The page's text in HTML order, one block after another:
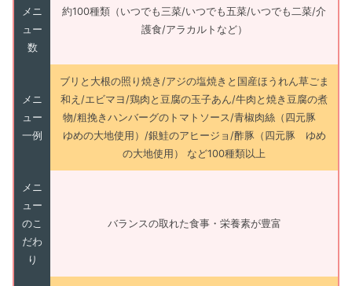
メニ
ュー
数
約100種類（いつでも三菜/いつでも五菜/いつでも二菜/介
護食/アラカルトなど）
メニ
ュー
一例
ブリと大根の照り焼き/アジの塩焼きと国産ほうれん草ごま
和え/エビマヨ/鶏肉と豆腐の玉子あん/牛肉と焼き豆腐の煮
物/粗挽きハンバーグのトマトソース/青椒肉絲（四元豚
ゆめの大地使用）/銀鮭のアヒージョ/酢豚（四元豚 ゆめ
の大地使用） など100種類以上
メニ
ュー
のこ
だわ
り
バランスの取れた食事・栄養素が豊富